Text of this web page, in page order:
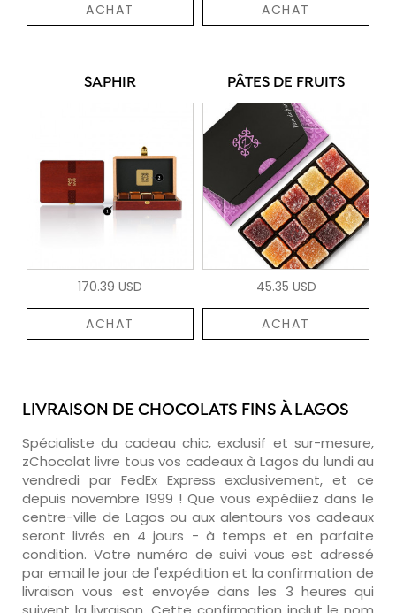
ACHAT ACHAT
SAPHIR
170.39 USD
ACHAT
PÂTES DE FRUITS
45.35 USD
ACHAT
LIVRAISON DE CHOCOLATS FINS À LAGOS
Spécialiste du cadeau chic, exclusif et sur-mesure,
zChocolat livre tous vos cadeaux à Lagos du lundi au
vendredi par FedEx Express exclusivement, et ce
depuis novembre 1999 ! Que vous expédiiez dans le
centre-ville de Lagos ou aux alentours vos cadeaux
seront livrés en 4 jours - à temps et en parfaite
condition. Votre numéro de suivi vous est adressé
par email le jour de l'expédition et la confirmation de
livraison vous est envoyée dans les 3 heures qui